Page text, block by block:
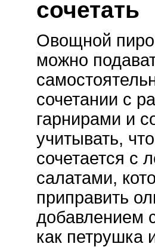
сочетать
Овощной
можно
сочетании с
гарнирами и
учитывать,
сочетается с
салатами,
приправить
добавлением
как петрушка